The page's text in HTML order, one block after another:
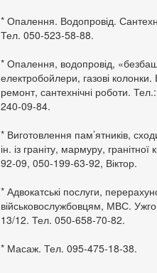
* Опалення. Водопровід.
Тел. 050-523-58-88.
* Опалення, водопровід,
електробойлери, газові
ремонт, сантехнічні роботи.
240-09-84.
* Виготовлення пам’ятників,
ін. із граніту, мармуру,
92-09, 050-199-63-92, Віктор.
* Адвокатські послуги,
військовослужбовцям, МВС.
13/12. Тел. 050-658-70-82.
* Масаж. Тел. 095-475-18-38.